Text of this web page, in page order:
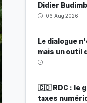
Didier
06 Aug 2026
Le dialogue
mais un outil
🇨🇩 RDC : le
taxes